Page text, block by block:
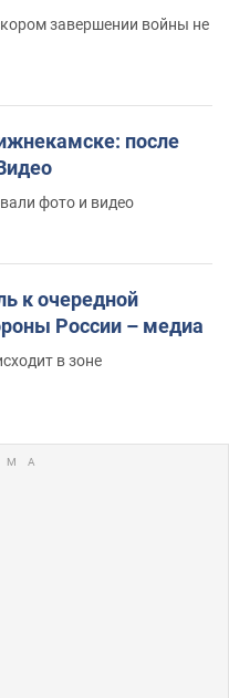
завершении войны не
после
фото и видео
к очередной
России – медиа
в зоне